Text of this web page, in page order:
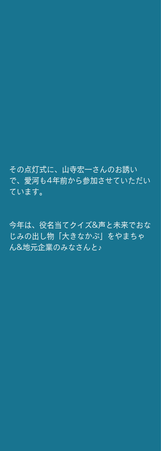
その点灯式に、山寺宏一さんのお誘い
で、愛河も4年前から参加させていただい
ています。
今年は、役名当てクイズ&声と未来でおな
じみの出し物「大きなかぶ」をやまちゃ
ん&地元企業のみなさんと♪